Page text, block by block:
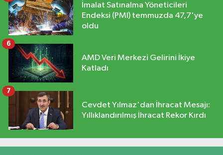
İmalat Satınalma Yöneticileri
Endeksi (PMI) temmuzda 47,7'ye
oldu
AMD Veri Merkezi Gelirini İkiye
Katladı
6
Cevdet Yılmaz'dan İhracat Mesajı:
Yıllıklandırılmış İhracat Rekor Kırdı
7